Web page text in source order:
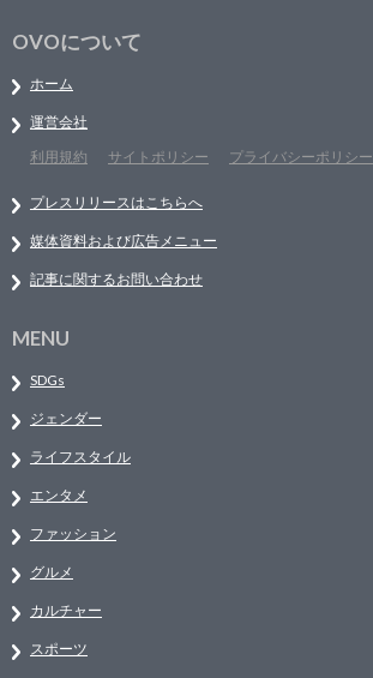
OVOについて
ホーム
運営会社
利用規約
サイトポリシー プライバシーポリシー
プレスリリースはこちらへ
媒体資料および広告メニュー
記事に関するお問い合わせ
MENU
SDGs
ジェンダー
ライフスタイル
エンタメ
ファッション
グルメ
カルチャー
スポーツ